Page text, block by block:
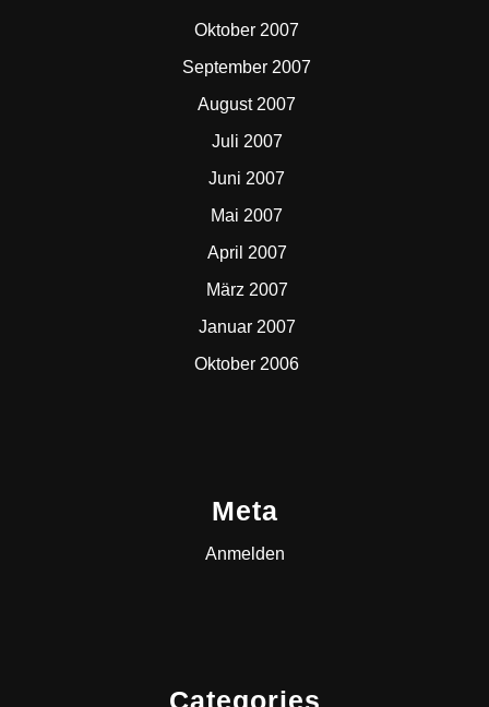
Oktober 2007
September 2007
August 2007
Juli 2007
Juni 2007
Mai 2007
April 2007
März 2007
Januar 2007
Oktober 2006
Meta
Anmelden
Categories